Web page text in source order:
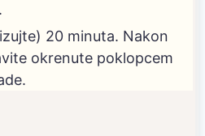
20 minuta. Nakon
okrenute poklopcem